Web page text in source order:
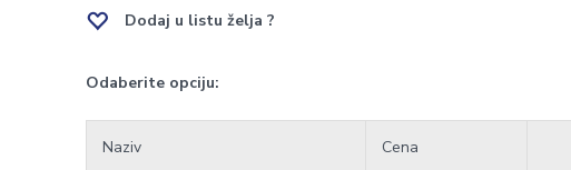
Dodaj u listu želja ?
Odaberite opciju:
Naziv Cena